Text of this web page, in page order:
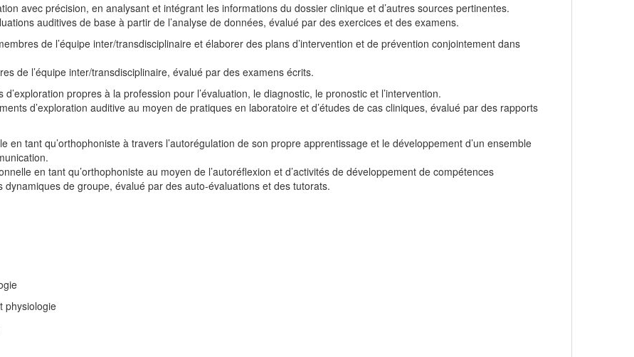
avec précision, en analysant et intégrant les informations du dossier clinique et d’autres sources pertinentes.
auditives de base à partir de l’analyse de données, évalué par des exercices et des examens.
de l’équipe inter/transdisciplinaire et élaborer des plans d’intervention et de prévention conjointement dans
de l’équipe inter/transdisciplinaire, évalué par des examens écrits.
propres à la profession pour l’évaluation, le diagnostic, le pronostic et l’intervention.
d’exploration auditive au moyen de pratiques en laboratoire et d’études de cas cliniques, évalué par des rapports
en tant qu’orthophoniste à travers l’autorégulation de son propre apprentissage et le développement d’un ensemble
en tant qu’orthophoniste au moyen de l’autoréflexion et d’activités de développement de compétences
de groupe, évalué par des auto‑évaluations et des tutorats.
physiologie